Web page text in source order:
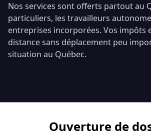
Nos services sont offerts partout au
particuliers, les travailleurs
entreprises incorporées. Vos impôts
distance sans déplacement peu
situation au Québec.
Ouverture de